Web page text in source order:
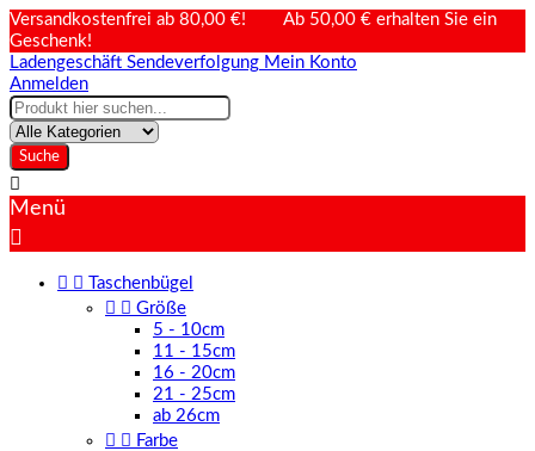
Versandkostenfrei ab 80,00 €! Ab 50,00 € erhalten Sie ein
Geschenk!
Ladengeschäft Sendeverfolgung Mein Konto
Anmelden
Suche

Menü

 
Taschenbügel
  Größe
5 - 10cm
11 - 15cm
16 - 20cm
21 - 25cm
ab 26cm
  Farbe